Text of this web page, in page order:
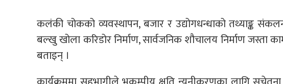
कलंकी चोकको व्यवस्थापन, बजार र उद्योगधन्धाको तथ्याङ्क
बल्खु खोला करिडोर निर्माण, सार्वजनिक शौचालय निर्माण जस्ता
बताइन् ।